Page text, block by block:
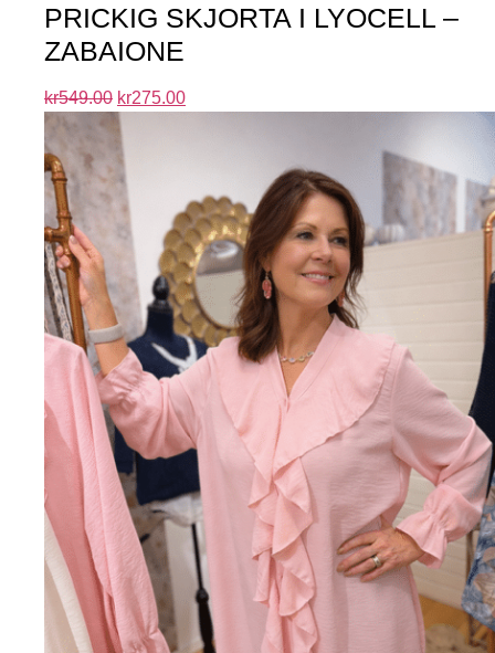
PRICKIG SKJORTA I LYOCELL –
ZABAIONE
kr549.00 kr275.00